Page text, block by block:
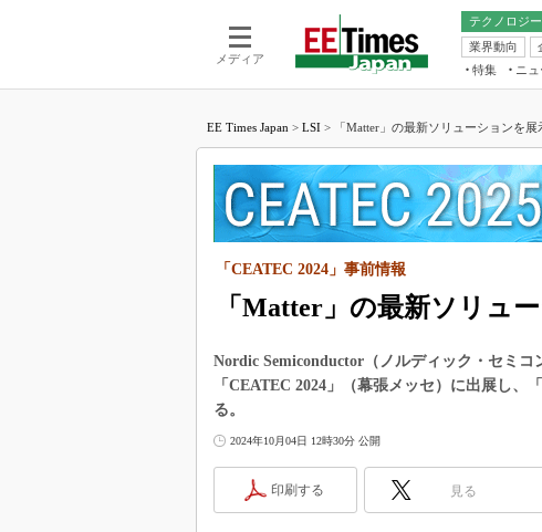
メディア
テクノロジー
電池／エネルギー
アナログ
マイコン
FPGA
業界動向
特集 ニ
福田昭のデバイ
湯之上隆のナノ
大山聡の業界ス
大原雄介のエレ
学漂流記
踊るバズワード
Buzzword
製品分解で探る
電子ブッ
EE Times Japan > LSI > 「Matter」の最新ソリューションを展
「Matter」の最新ソリュ
「CEATEC 2024」事前情報
Nordic Semiconductor（ノルディック・セミコ
「CEATEC 2024」（幕張メッセ）に出展し
る。
2024年10月04日 12時30分 公開
印刷する 見る